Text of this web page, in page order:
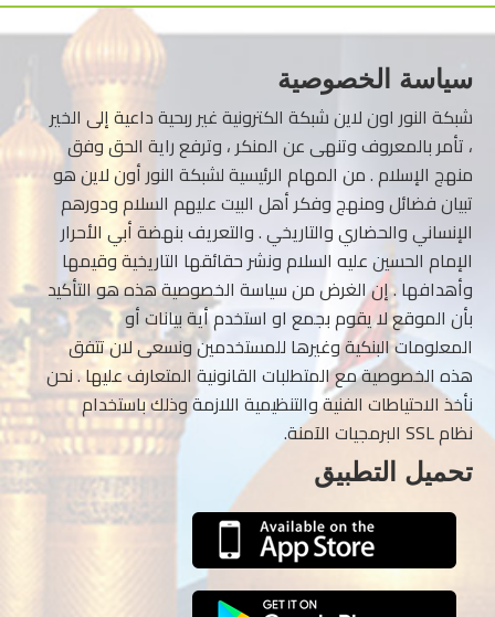
سياسة الخصوصية
شبكة النور اون لاين شبكة الكترونية غير ربحية داعية إلى الخير
، تأمر بالمعروف وتنهى عن المنكر ، وترفع راية الحق وفق
منهج الإسلام . من المهام الرئيسية لشبكة النور أون لاين هو
تبيان فضائل ومنهج وفكر أهل البيت عليهم السلام ودورهم
الإنساني والحضاري والتاريخي . والتعريف بنهضة أبي الأحرار
الإمام الحسين عليه السلام ونشر حقائقها التاريخية وقيمها
وأهدافها . إن الغرض من سياسة الخصوصية هذه هو التأكيد
بأن الموقع لا يقوم بجمع او استخدم أية بيانات أو
المعلومات البنكية وغيرها للمستخدمين ونسعى لان تتفق
هذه الخصوصية مع المتطلبات القانونية المتعارف عليها . نحن
نأخذ الاحتياطات الفنية والتنظيمية اللازمة وذلك باستخدام
نظام SSL البرمجيات الآمنة.
تحميل التطبيق